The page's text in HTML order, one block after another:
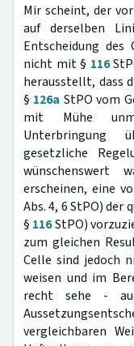
Mir scheint, der
auf derselben
Entscheidung des
nicht mit § 116
herausstellt, dass
§ 126a StPO vom
mit Mühe
Unterbringung
gesetzliche
wünschenswert
erscheinen, eine
Abs. 4, 6 StPO)
§ 116StPO)
zum gleichen
Celle sind jedoch
weisen und im
recht sehe -
vergleichbaren